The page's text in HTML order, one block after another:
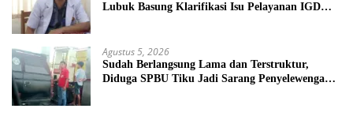
Lubuk Basung Klarifikasi Isu Pelayanan IGD
Agustus 5, 2026
Sudah Berlangsung Lama dan Terstruktur,
Diduga SPBU Tiku Jadi Sarang Penyelewengan